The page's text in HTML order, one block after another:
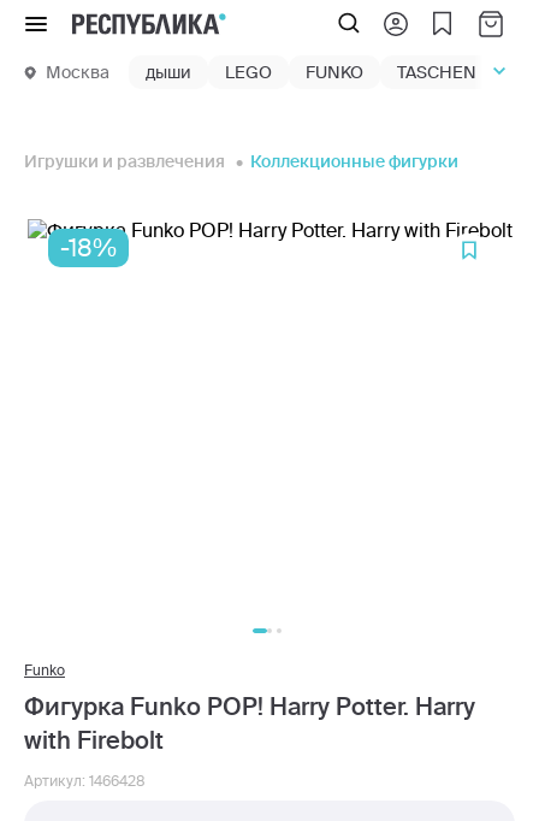
Меню
Москва дыши LEGO FUNKO TASCHEN
Игрушки и развлечения Коллекционные фигурки
-18%
Funko
Фигурка Funko POP! Harry Potter. Harry
with Firebolt
Артикул: 1466428